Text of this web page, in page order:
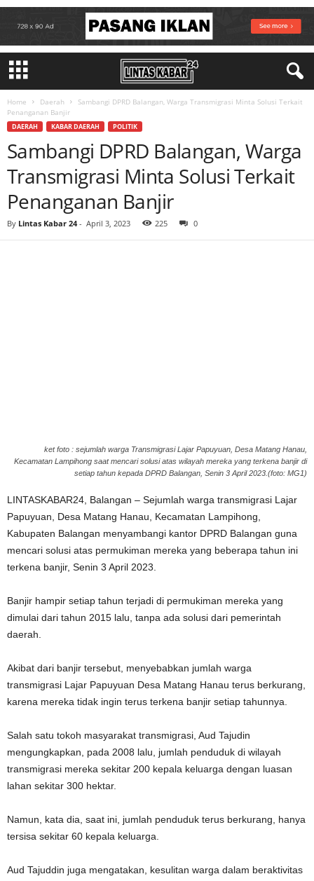
Home Daerah
Sambangi DPRD Balangan, Warga Transmigrasi Minta Solusi Terkait
Penanganan Banjir
DAERAH KABAR DAERAH POLITIK
Sambangi DPRD Balangan, Warga
Transmigrasi Minta Solusi Terkait
Penanganan Banjir
By Lintas Kabar 24- April 3, 2023 225 0
ket foto : sejumlah warga Transmigrasi Lajar Papuyuan, Desa Matang Hanau,
Kecamatan Lampihong saat mencari solusi atas wilayah mereka yang terkena banjir di
setiap tahun kepada DPRD Balangan, Senin 3 April 2023.(foto: MG1)
LINTASKABAR24, Balangan – Sejumlah warga transmigrasi Lajar
Papuyuan, Desa Matang Hanau, Kecamatan Lampihong,
Kabupaten Balangan menyambangi kantor DPRD Balangan guna
mencari solusi atas permukiman mereka yang beberapa tahun ini
terkena banjir, Senin 3 April 2023.
Banjir hampir setiap tahun terjadi di permukiman mereka yang
dimulai dari tahun 2015 lalu, tanpa ada solusi dari pemerintah
daerah.
Akibat dari banjir tersebut, menyebabkan jumlah warga
transmigrasi Lajar Papuyuan Desa Matang Hanau terus berkurang,
karena mereka tidak ingin terus terkena banjir setiap tahunnya.
Salah satu tokoh masyarakat transmigrasi, Aud Tajudin
mengungkapkan, pada 2008 lalu, jumlah penduduk di wilayah
transmigrasi mereka sekitar 200 kepala keluarga dengan luasan
lahan sekitar 300 hektar.
Namun, kata dia, saat ini, jumlah penduduk terus berkurang, hanya
tersisa sekitar 60 kepala keluarga.
Aud Tajuddin juga mengatakan, kesulitan warga dalam beraktivitas